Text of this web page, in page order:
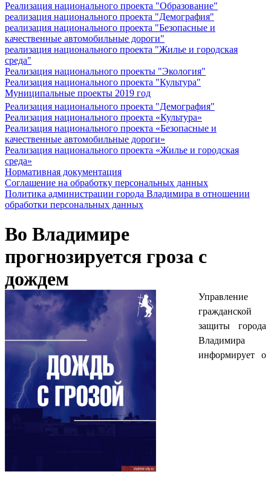
Реализация национального проекта "Образование"
реализация национального проекта "Демография"
реализация национального проекта "Безопасные и
качественные автомобильные дороги"
реализация национального проекта "Жилье и городская
среда"
Реализация национального проекты "Экология"
Реализация национального проекта "Культура"
Муниципальные проекты 2019 год
Реализация национального проекта "Демография"
Реализация национального проекта «Культура»
Реализация национального проекта «Безопасные и
качественные автомобильные дороги»
Реализация национального проекта «Жилье и городская
среда»
Нормативная документация
Соглашение на обработку персональных данных
Политика администрации города Владимира в отношении
обработки персональных данных
Во Владимире
прогнозируется гроза с
дождем
Управление
гражданской
защиты города
Владимира
информирует о